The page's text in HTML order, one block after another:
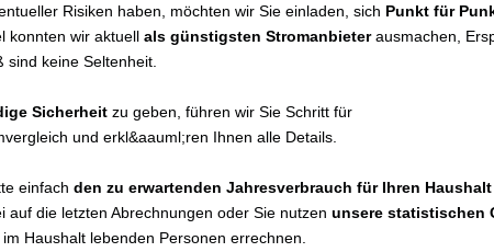
Risiken haben, möchten wir Sie einladen, sich Punkt für
konnten wir aktuell als günstigsten Stromanbieterausmachen,
sind keine Seltenheit.
Sicherheit zu geben, führen wir Sie Schritt für
und erkl&aauml;ren Ihnen alle Details.
einfach den zu erwartenden Jahresverbrauch für Ihren Haushalt
auf die letzten Abrechnungen oder Sie nutzen unsere statistischen
Haushalt lebenden Personen errechnen.